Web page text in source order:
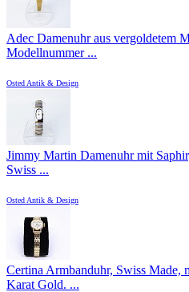
Adec Damenuhr aus vergoldetem
Modellnummer ...
Osted Antik & Design
Jimmy Martin Damenuhr mit
Swiss ...
Osted Antik & Design
Certina Armbanduhr, Swiss Made,
Karat Gold. ...